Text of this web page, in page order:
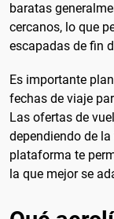
baratas
cercanos, lo que
escapadas de fin
Es importante
fechas de viaje
Las ofertas de
dependiendo de
plataforma te
la que mejor se